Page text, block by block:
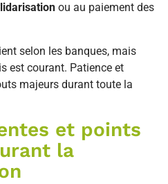
ou au paiement des
selon les banques, mais
est courant. Patience et
majeurs durant toute la
et points
la